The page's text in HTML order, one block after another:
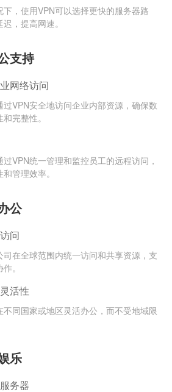
下，使用VPN可以选择更快的服务器路
，提高网速。
支持
网络访问
过VPN安全地访问企业内部资源，确保数
完整性。
VPN统一管理和监控员工的远程访问，
管理效率。
公
问
司在全球范围内统一访问和共享资源，支
。
活性
不同国家或地区灵活办公，而不受地域限
乐
务器